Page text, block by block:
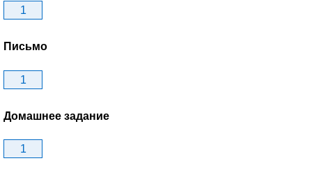
1
Письмо
1
Домашнее задание
1